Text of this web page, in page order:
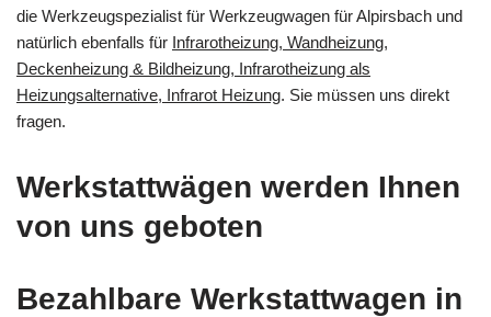
die Werkzeugspezialist für Werkzeugwagen für Alpirsbach und
natürlich ebenfalls für Infrarotheizung, Wandheizung,
Deckenheizung & Bildheizung, Infrarotheizung als
Heizungsalternative, Infrarot Heizung. Sie müssen uns direkt
fragen.
Werkstattwägen werden Ihnen
von uns geboten
Bezahlbare Werkstattwagen in